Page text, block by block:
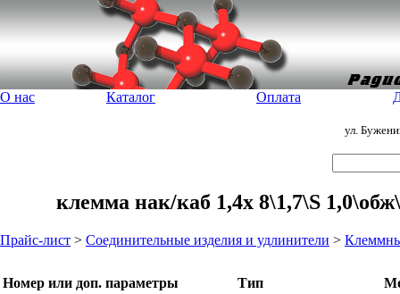
О нас Каталог Оплата
ул.
клемма нак/каб 1,4x 8\1,7\S
Прайс-лист > Соединительные изделия и удлинители >
Номер или доп. параметры Тип